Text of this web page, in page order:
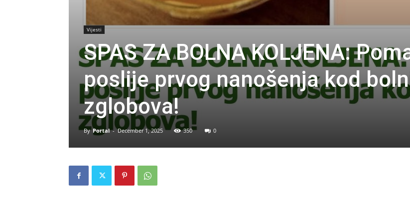
Vijesti
SPAS ZA BOLNA KOLJENA:
poslije prvog nanošenja kod
zglobova!
By Portal - December 1, 2025 350 0